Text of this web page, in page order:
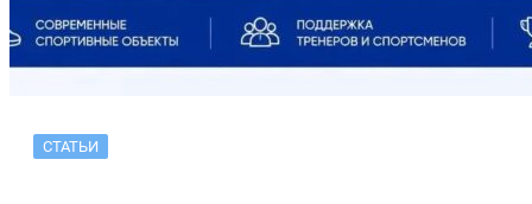
СТАТЬИ